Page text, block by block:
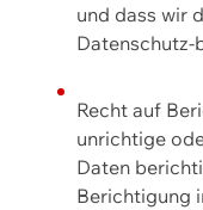
und dass wir
Datenschutz-
Recht auf
unrichtige
Daten
Berichtigung